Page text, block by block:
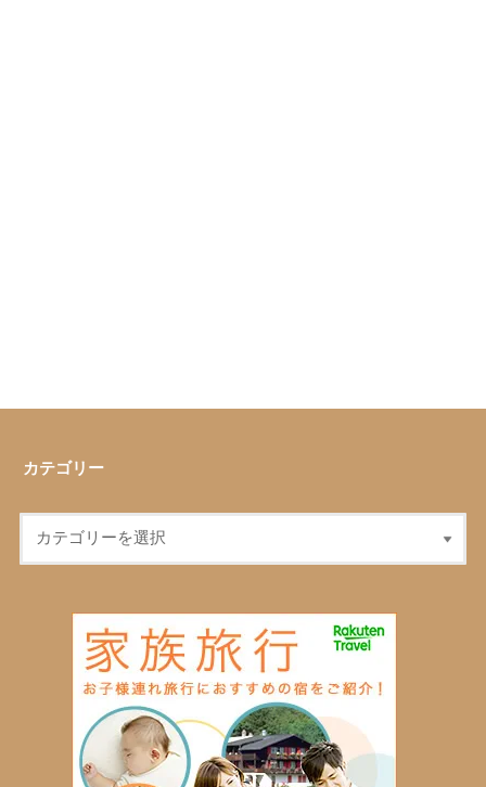
カテゴリー